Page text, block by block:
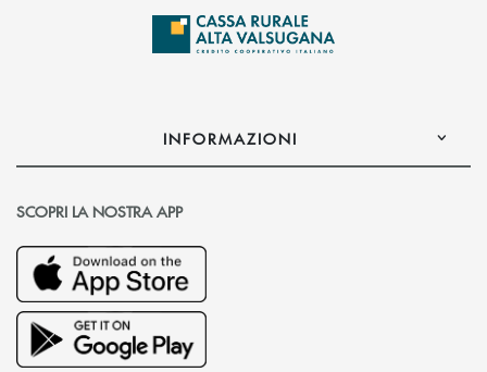
INFORMAZIONI
SCOPRI LA NOSTRA APP